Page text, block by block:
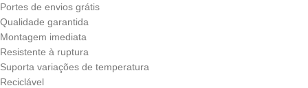
Portes de envios grátis
Qualidade garantida
Montagem imediata
Resistente à ruptura
Suporta variações de temperatura
Reciclável